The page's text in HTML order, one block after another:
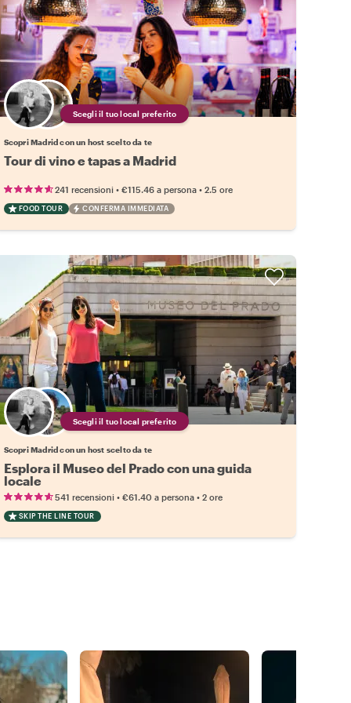
Scegli il tuo local preferito
Scopri Madrid con un host scelto da te
Tour di vino e tapas a Madrid
241 recensioni• €115.46 a persona• 2.5 ore
FOOD TOUR CONFERMA IMMEDIATA
Scegli il tuo local preferito
Scopri Madrid con un host scelto da te
Esplora il Museo del Prado con una guida
locale
541 recensioni• €61.40 a persona• 2 ore
SKIP THE LINE TOUR